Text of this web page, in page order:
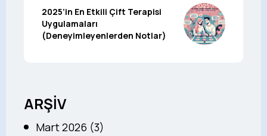
2025’in En Etkili Çift Terapisi
Uygulamaları
(Deneyimleyenlerden Notlar)
ARŞİV
Mart 2026 (3)